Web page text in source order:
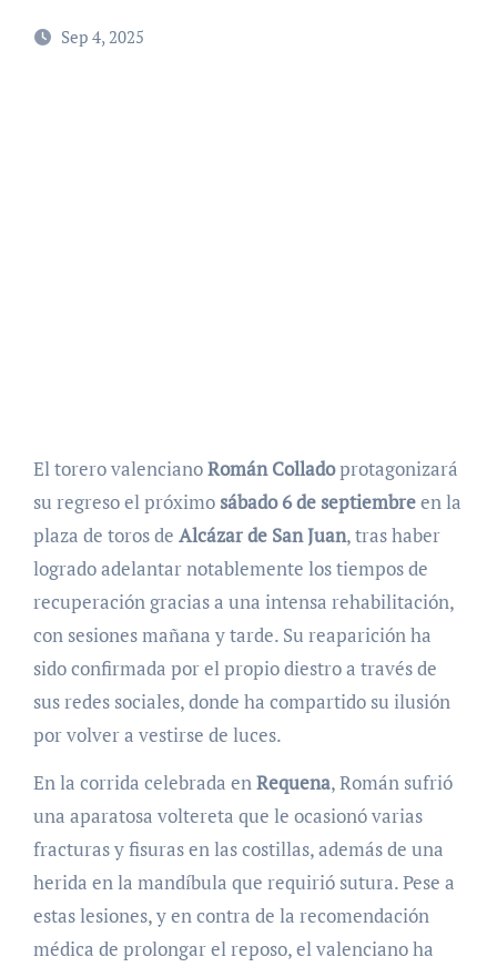
Sep 4, 2025
El torero valencianoRomán Colladoprotagonizará
su regreso el próximo sábado 6 de septiembreen la
plaza de toros de Alcázar de San Juan, tras haber
logrado adelantar notablemente los tiempos de
recuperación gracias a una intensa rehabilitación,
con sesiones mañana y tarde. Su reaparición ha
sido confirmada por el propio diestro a través de
sus redes sociales, donde ha compartido su ilusión
por volver a vestirse de luces.
En la corrida celebrada enRequena, Román sufrió
una aparatosa voltereta que le ocasionó varias
fracturas y fisuras en las costillas, además de una
herida en la mandíbula que requirió sutura. Pese a
estas lesiones, y en contra de la recomendación
médica de prolongar el reposo, el valenciano ha